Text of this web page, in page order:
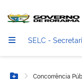
SELC -
Concorrência